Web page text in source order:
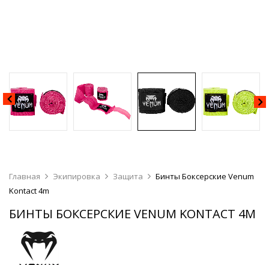
Главная Экипировка Защита
Бинты Боксерские Venum
Kontact 4m
БИНТЫ БОКСЕРСКИЕ VENUM KONTACT 4M